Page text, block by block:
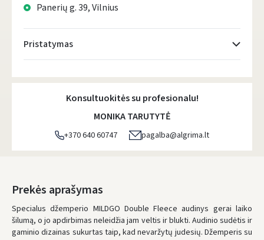
Panerių g. 39, Vilnius
Pristatymas
Atsiėmimo taškai- 0.00 €
DPD kurjeris - 5.00 €
DPD paštomatai- 4.00 €
LP Express paštomatai
LP Express kurjeris- 4.00 €
Pirmadienį, Rugpjūčio 10 d.
Konsultuokitės su profesionalu!
MONIKA TARUTYTĖ
+370 640 60747 pagalba@algrima.lt
Prekės aprašymas
Specialus džemperio MILDGO Double Fleece audinys gerai laiko
šilumą, o jo apdirbimas neleidžia jam veltis ir blukti. Audinio sudėtis ir
gaminio dizainas sukurtas taip, kad nevaržytų judesių. Džemperis su